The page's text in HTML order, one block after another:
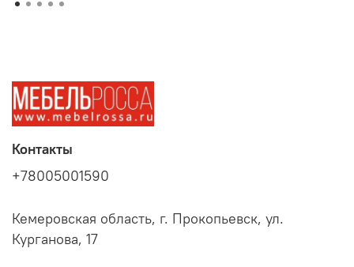
Контакты
+78005001590
Кемеровская область, г. Прокопьевск, ул.
Курганова, 17